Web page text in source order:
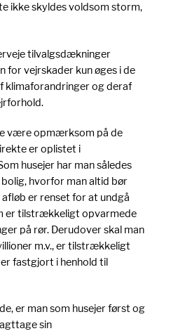
ikke skyldes voldsom storm,
tilvalgsdækninger
for vejrskader kun øges i de
klimaforandringer og deraf
være opmærksom på de
er oplistet i
husejer har man således
hvorfor man altid bør
er renset for at undgå
er tilstrækkeligt opvarmede
på rør. Derudover skal man
m.v., er tilstrækkeligt
fastgjort i henhold til
er man som husejer først og
sin